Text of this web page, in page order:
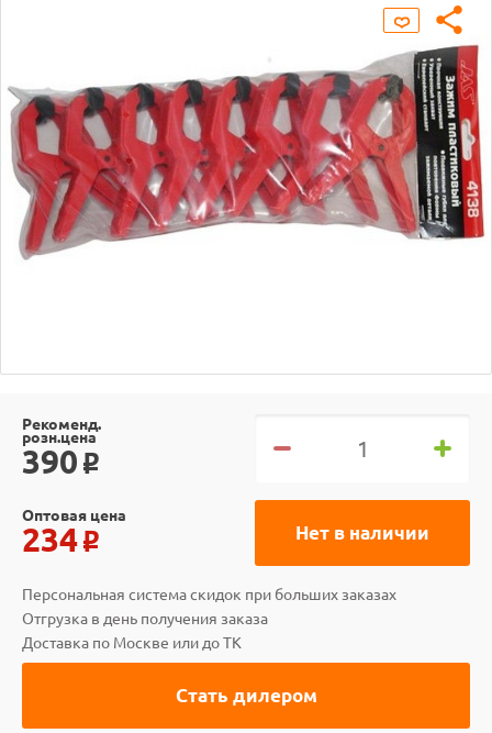
Рекоменд.
розн.цена
390 o
Нет в наличии
Оптовая цена
234 o
Персональная система скидок при больших заказах
Отгрузка в день получения заказа
Доставка по Москве или до ТК
Стать дилером